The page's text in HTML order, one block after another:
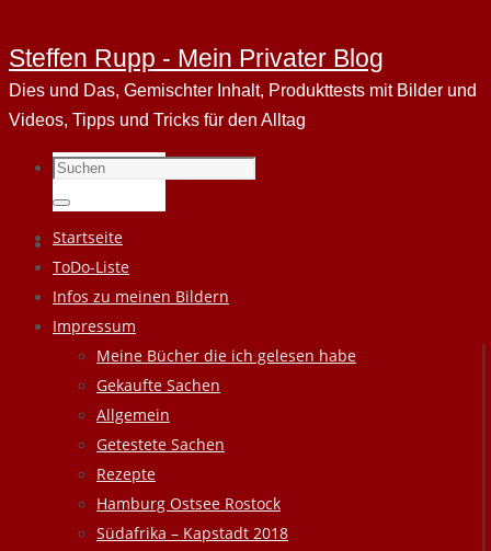
Steffen Rupp - Mein Privater Blog
Dies und Das, Gemischter Inhalt, Produkttests mit Bilder und
Videos, Tipps und Tricks für den Alltag
Suchen
nach:
Suchen
Zum
Inhalt
springen
Startseite
ToDo-Liste
Infos zu meinen Bildern
Impressum
Meine Bücher die ich gelesen habe
Gekaufte Sachen
Allgemein
Getestete Sachen
Rezepte
Hamburg Ostsee Rostock
Südafrika – Kapstadt 2018